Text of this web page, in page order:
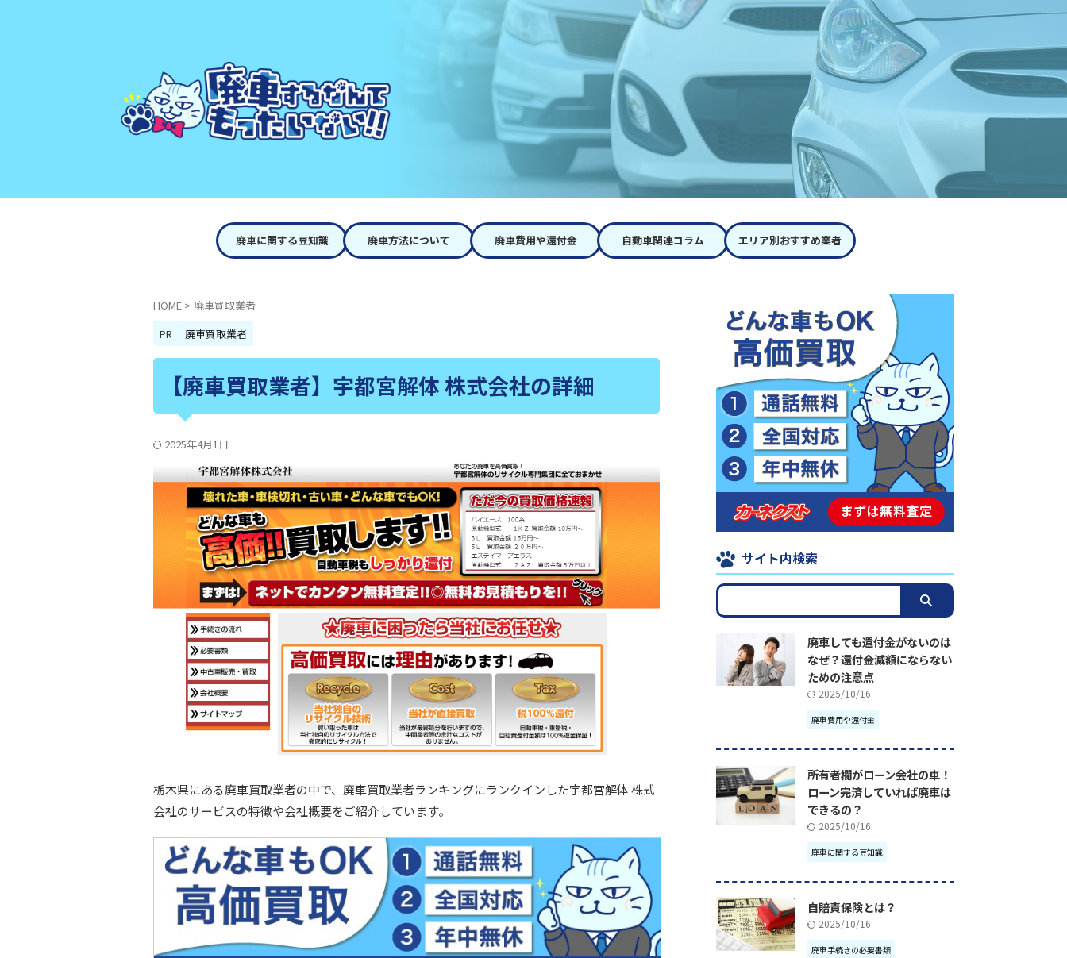
廃車に関する豆知識 廃車方法について 廃車費用や還付金 自動車関連コラム エリア別おすすめ業者
HOME > 廃車買取業者
PR
廃車買取業者
【廃車買取業者】宇都宮解体 株式会社の詳細
2025年4月1日
栃木県にある廃車買取業者の中で、廃車買取業者ランキングにランクインした宇都宮解体 株式
会社のサービスの特徴や会社概要をご紹介しています。
サイト内検索
廃車しても還付金がないのは
なぜ？還付金減額にならない
ための注意点
2025/10/16
廃車費用や還付金
所有者欄がローン会社の車！
ローン完済していれば廃車は
できるの？
2025/10/16
廃車に関する豆知識
自賠責保険とは？
2025/10/16
廃車手続きの必要書類